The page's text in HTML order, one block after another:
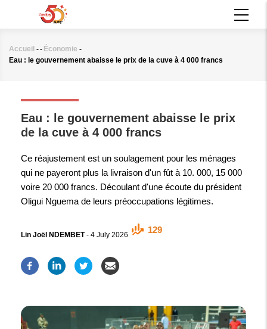
principal
Fil
Accueil -- Économie -
Eau : le gouvernement abaisse le prix de la cuve à 4 000 francs
Eau : le gouvernement abaisse le prix
de la cuve à 4 000 francs
Ce réajustement est un soulagement pour les ménages
qui ne payeront plus la livraison d'un fût à 10. 000, 15 000
voire 20 000 francs. Découlant d'une écoute du président
Oligui Nguema de leurs préoccupations légitimes.
Lin Joël NDEMBET- 4 July 2026
129